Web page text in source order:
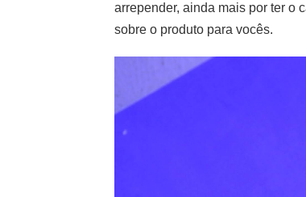
arrepender, ainda mais por ter o
sobre o produto para vocês.